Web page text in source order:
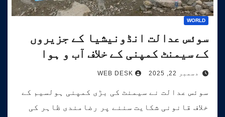
WORLD
سوئس عدالت انڈونیشیا کے جزیروں
کے سیمنٹ کمپنی کے خلاف آب و ہوا
کیس کی سماعت کرے گی۔
دسمبر 22, 2025 WEB DESK
سوئس عدالت نے سیمنٹ کی بڑی کمپنی ہولسیم کے
خلاف قانونی شکایت سننے پر رضامندی ظاہر کی